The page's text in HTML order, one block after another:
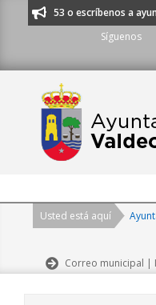
620 21 53 o escríbenos a
Síguenos
Navigation
Usted está aquí
Correo municipal |